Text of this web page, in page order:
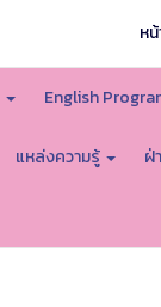
ห
English
แหล่งความรู้ ฝ่